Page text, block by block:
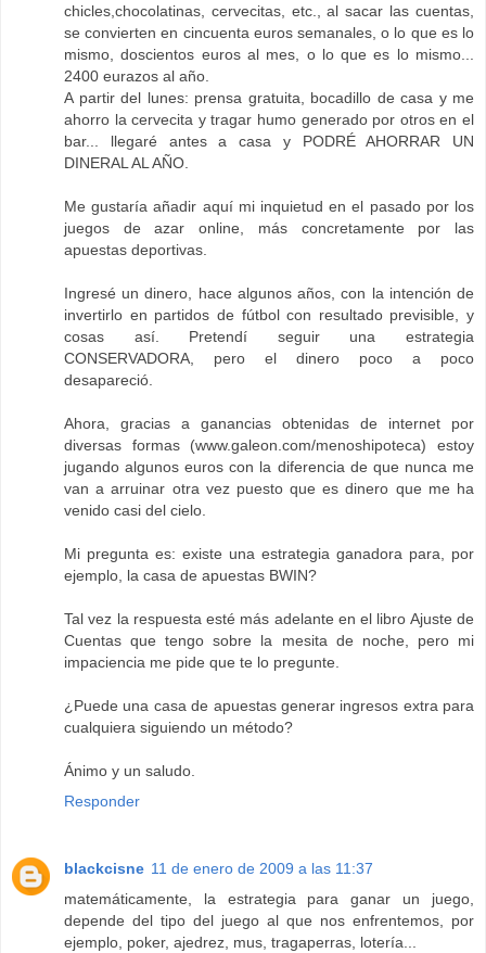
chicles,chocolatinas, cervecitas, etc., al sacar las cuentas,
se convierten en cincuenta euros semanales, o lo que es lo
mismo, doscientos euros al mes, o lo que es lo mismo...
2400 eurazos al año.
A partir del lunes: prensa gratuita, bocadillo de casa y me
ahorro la cervecita y tragar humo generado por otros en el
bar... llegaré antes a casa y PODRÉ AHORRAR UN
DINERAL AL AÑO.
Me gustaría añadir aquí mi inquietud en el pasado por los
juegos de azar online, más concretamente por las
apuestas deportivas.
Ingresé un dinero, hace algunos años, con la intención de
invertirlo en partidos de fútbol con resultado previsible, y
cosas así. Pretendí seguir una estrategia
CONSERVADORA, pero el dinero poco a poco
desapareció.
Ahora, gracias a ganancias obtenidas de internet por
diversas formas (www.galeon.com/menoshipoteca) estoy
jugando algunos euros con la diferencia de que nunca me
van a arruinar otra vez puesto que es dinero que me ha
venido casi del cielo.
Mi pregunta es: existe una estrategia ganadora para, por
ejemplo, la casa de apuestas BWIN?
Tal vez la respuesta esté más adelante en el libro Ajuste de
Cuentas que tengo sobre la mesita de noche, pero mi
impaciencia me pide que te lo pregunte.
¿Puede una casa de apuestas generar ingresos extra para
cualquiera siguiendo un método?
Ánimo y un saludo.
Responder
blackcisne 11 de enero de 2009 a las 11:37
matemáticamente, la estrategia para ganar un juego,
depende del tipo del juego al que nos enfrentemos, por
ejemplo, poker, ajedrez, mus, tragaperras, lotería...